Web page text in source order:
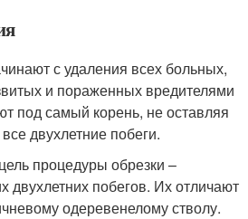
с удаления всех больных,
и пораженных вредителями
под самый корень, не оставляя
двухлетние побеги.
процедуры обрезки –
двухлетних побегов. Их отличают
одеревенелому стволу.